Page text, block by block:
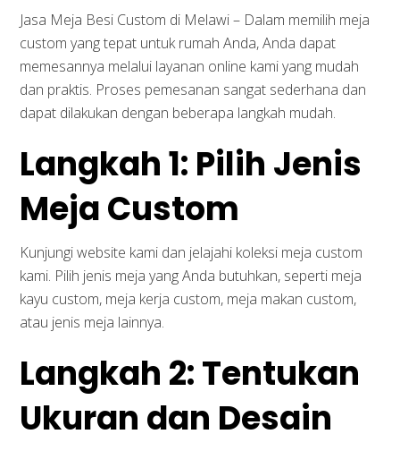
Jasa Meja Besi Custom di Melawi – Dalam memilih meja
custom yang tepat untuk rumah Anda, Anda dapat
memesannya melalui layanan online kami yang mudah
dan praktis. Proses pemesanan sangat sederhana dan
dapat dilakukan dengan beberapa langkah mudah.
Langkah 1: Pilih Jenis
Meja Custom
Kunjungi website kami dan jelajahi koleksi meja custom
kami. Pilih jenis meja yang Anda butuhkan, seperti meja
kayu custom, meja kerja custom, meja makan custom,
atau jenis meja lainnya.
Langkah 2: Tentukan
Ukuran dan Desain
Kontak Kami
office@interiorkantor.co.id
Pergudangan Kopo 322 Bandung
Desain Interior
Produk
Inspirasi
Kontak Kami
Portofolio